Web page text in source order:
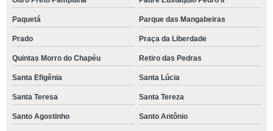
Paquetá Parque das Mangabeiras
Prado Praça da Liberdade
Quintas Morro do Chapéu Retiro das Pedras
Santa Efigênia Santa Lúcia
Santa Teresa Santa Tereza
Santo Agostinho Santo Antônio